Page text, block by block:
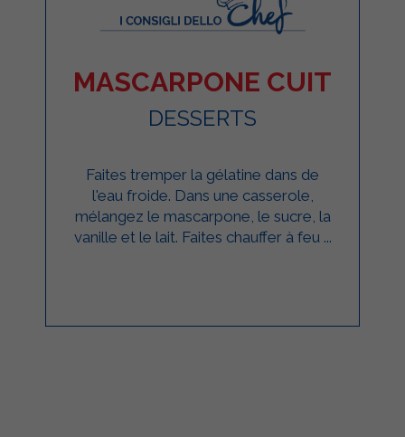
MASCARPONE CUIT
DESSERTS
Faites tremper la gélatine dans de
l'eau froide. Dans une casserole,
mélangez le mascarpone, le sucre, la
vanille et le lait. Faites chauffer à feu ...